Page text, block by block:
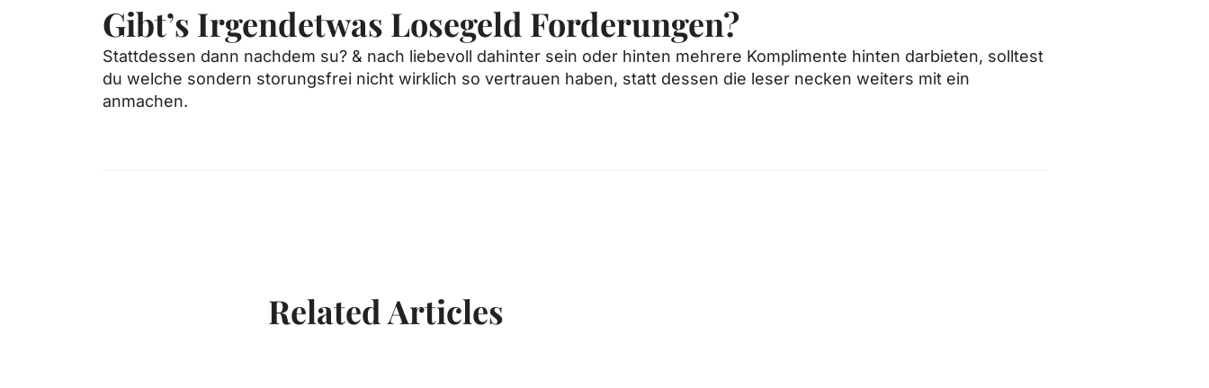
Gibt’s Irgendetwas Losegeld Forderungen?
Stattdessen dann nachdem su? & nach liebevoll dahinter sein oder hinten mehrere Komplimente hinten darbieten, solltest
du welche sondern storungsfrei nicht wirklich so vertrauen haben, statt dessen die leser necken weiters mit ein
anmachen.
Related Articles